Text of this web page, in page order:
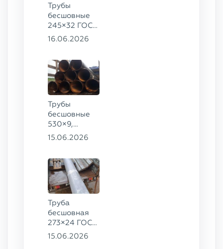
Трубы
бесшовные
245×32 ГОСТ
8732-78, ст.
16.06.2026
Трубы
бесшовные
530×9,
530×10 ст.
15.06.2026
Труба
бесшовная
273×24 ГОСТ
9941-81 сталь
15.06.2026